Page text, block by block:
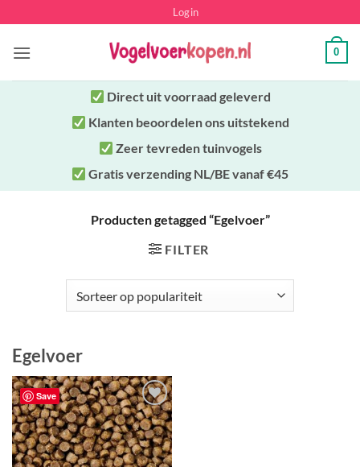
naar
inhoud
Login
0
Direct uitvoorraad geleverd
Klanten beoordelen ons uitstekend
Zeer tevreden tuinvogels
Gratis verzending NL/BE vanaf €45
Producten getagged “Egelvoer”
FILTER
Egelvoer
Save
Toevoegen
aan
verlanglijst